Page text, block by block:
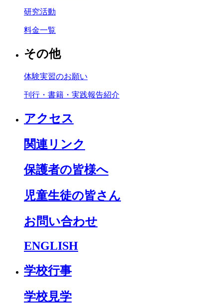
研究活動
料金一覧
その他
体験実習のお願い
刊行・書籍・実践報告紹介
アクセス
関連リンク
保護者の皆様へ
児童生徒の皆さん
お問い合わせ
ENGLISH
学校行事
学校見学